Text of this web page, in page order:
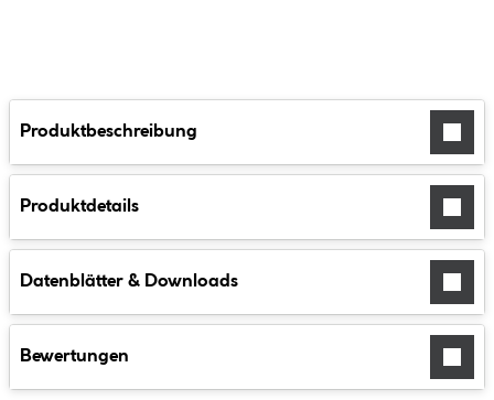
Produktbeschreibung
Produktdetails
Datenblätter & Downloads
Bewertungen